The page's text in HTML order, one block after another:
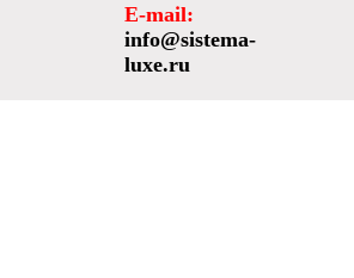
E-mail:
info@sistema-
luxe.ru